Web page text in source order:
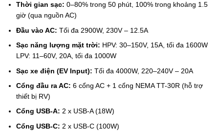
Thời gian sạc: 0–80% trong 50 phút, 100% trong khoảng 1.5
giờ (qua nguồn AC)
Đầu vào AC: Tối đa 2900W, 230V – 12.5A
Sạc năng lượng mặt trời: HPV: 30–150V, 15A, tối đa 1600W
LPV: 11–60V, 20A, tối đa 1000W
Sạc xe điện (EV Input): Tối đa 4000W, 220–240V – 20A
Cổng đầu ra AC: 6 cổng AC + 1 cổng NEMA TT-30R (hỗ trợ
thiết bị RV)
Cổng USB-A: 2 x USB-A (18W)
Cổng USB-C: 2 x USB-C (100W)